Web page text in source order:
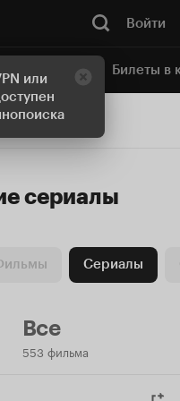
или
Войти
Билеты в
сериалы
Сериалы
Все
553 фильма